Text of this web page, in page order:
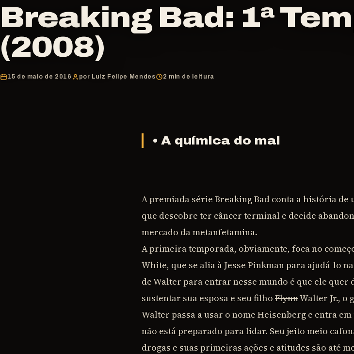
Breaking Bad: 1ª
(2008)
15 de maio de 2016 por Luiz Felipe Mendes 2 min de leitura
• A química do mal
A premiada série Breaking Bad conta a história
que descobre ter câncer terminal e decide
mercado da metanfetamina.
A primeira temporada, obviamente, foca no
White, que se alia à Jesse Pinkman para ajudá-lo
de Walter para entrar nesse mundo é que ele
sustentar sua esposa e seu filho FlynnWalter Jr., o
Walter passa a usar o nome Heisenberg e entra
não está preparado para lidar. Seu jeito meio
drogas e suas primeiras ações e atitudes são até